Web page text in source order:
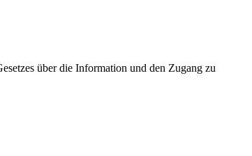
über die Information und den Zugang zu